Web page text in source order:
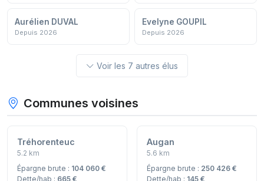
Aurélien DUVAL
Depuis 2026
Evelyne GOUPIL
Depuis 2026
Voir les 7 autres élus
Communes voisines
Tréhorenteuc
5.2 km
Épargne brute : 104 060 €
Dette/hab : 665 €
Augan
5.6 km
Épargne brute : 250 426 €
Dette/hab : 145 €